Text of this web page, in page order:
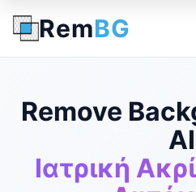
RemBG
Remove
AI
Ιατρική